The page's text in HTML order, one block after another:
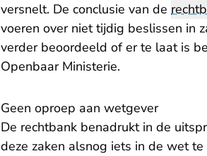
versnelt. De conclusie van de
voeren over niet tijdig beslissen in
verder beoordeeld of er te laat is
Openbaar Ministerie.
Geen oproep aan wetgever
De rechtbank benadrukt in de
deze zaken alsnog iets in de wet